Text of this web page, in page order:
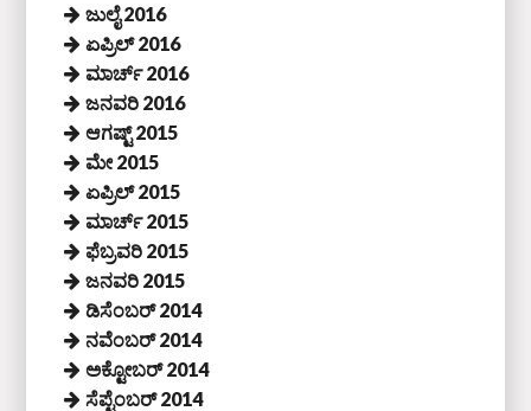
ಜುಲೈ 2016
ಏಪ್ರಿಲ್ 2016
ಮಾರ್ಚ್ 2016
ಜನವರಿ 2016
ಆಗಷ್ಟ್ 2015
ಮೇ 2015
ಏಪ್ರಿಲ್ 2015
ಮಾರ್ಚ್ 2015
ಫೆಬ್ರವರಿ 2015
ಜನವರಿ 2015
ಡಿಸೆಂಬರ್ 2014
ನವೆಂಬರ್ 2014
ಅಕ್ಟೋಬರ್ 2014
ಸೆಪ್ಟೆಂಬರ್ 2014